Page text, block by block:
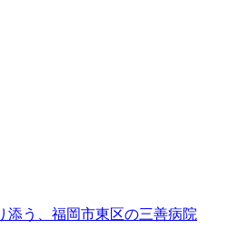
添う、福岡市東区の三善病院